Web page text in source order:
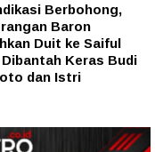
Berbohong,
Baron
Duit ke Saiful
Dibantah Keras Budi
dan Istri